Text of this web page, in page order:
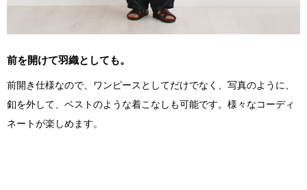
前を開けて羽織としても。
前開き仕様なので、ワンピースとしてだけでなく、写真のように、
釦を外して、ベストのような着こなしも可能です。様々なコーディ
ネートが楽しめます。